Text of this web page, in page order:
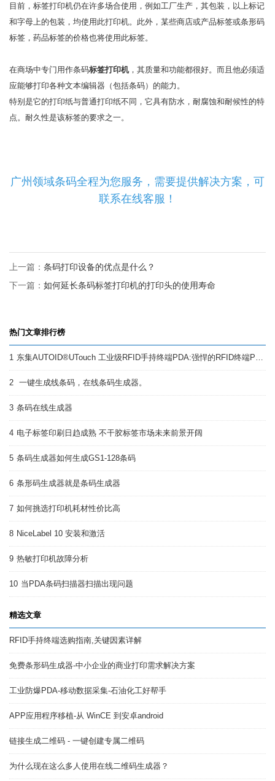
目前，标签打印机仍在许多场合使用，例如工厂生产，其包装，以上标记
和字母上的包装，均使用此打印机。此外，某些商店或产品标签或条形码
标签，药品标签的价格也将使用此标签。
在商场中专门用作条码标签打印机，其质量和功能都很好。而且他必须适
应能够打印各种文本编辑器（包括条码）的能力。
特别是它的打印纸与普通打印纸不同，它具有防水，耐腐蚀和耐候性的特
点。耐久性是该标签的要求之一。
广州领域条码全程为您服务，需要提供解决方案，可
联系在线客服！
上一篇： 条码打印设备的优点是什么？
下一篇： 如何延长条码标签打印机的打印头的使用寿命
热门文章排行榜
1 东集AUTOID®UTouch 工业级RFID手持终端PDA:强悍的RFID终端PDA
2 一键生成线条码，在线条码生成器。
3 条码在线生成器
4 电子标签印刷日趋成熟 不干胶标签市场未来前景开阔
5 条码生成器如何生成GS1-128条码
6 条形码生成器就是条码生成器
7 如何挑选打印机耗材性价比高
8 NiceLabel 10 安装和激活
9 热敏打印机故障分析
10 当PDA条码扫描器扫描出现问题
精选文章
RFID手持终端选购指南,关键因素详解
免费条形码生成器-中小企业的商业打印需求解决方案
工业防爆PDA-移动数据采集-石油化工好帮手
APP应用程序移植-从 WinCE 到安卓android
链接生成二维码 - 一键创建专属二维码
为什么现在这么多人使用在线二维码生成器？